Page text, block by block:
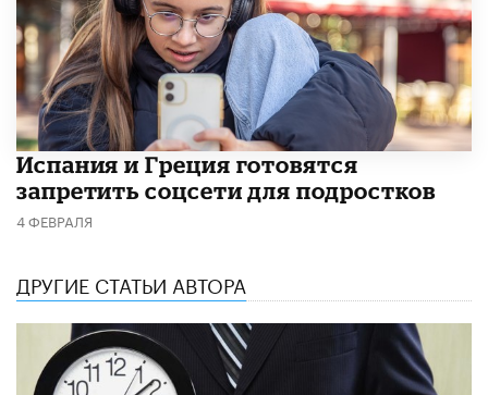
Испания и Греция готовятся
запретить соцсети для подростков
4 ФЕВРАЛЯ
ДРУГИЕ СТАТЬИ АВТОРА